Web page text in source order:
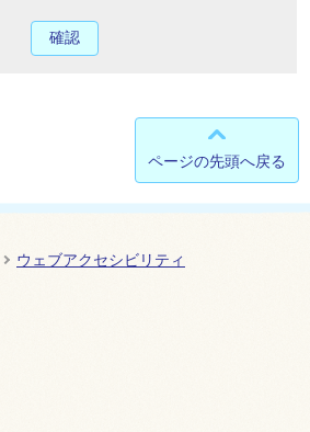
確認
ページの先頭へ戻る
ウェブアクセシビリティ